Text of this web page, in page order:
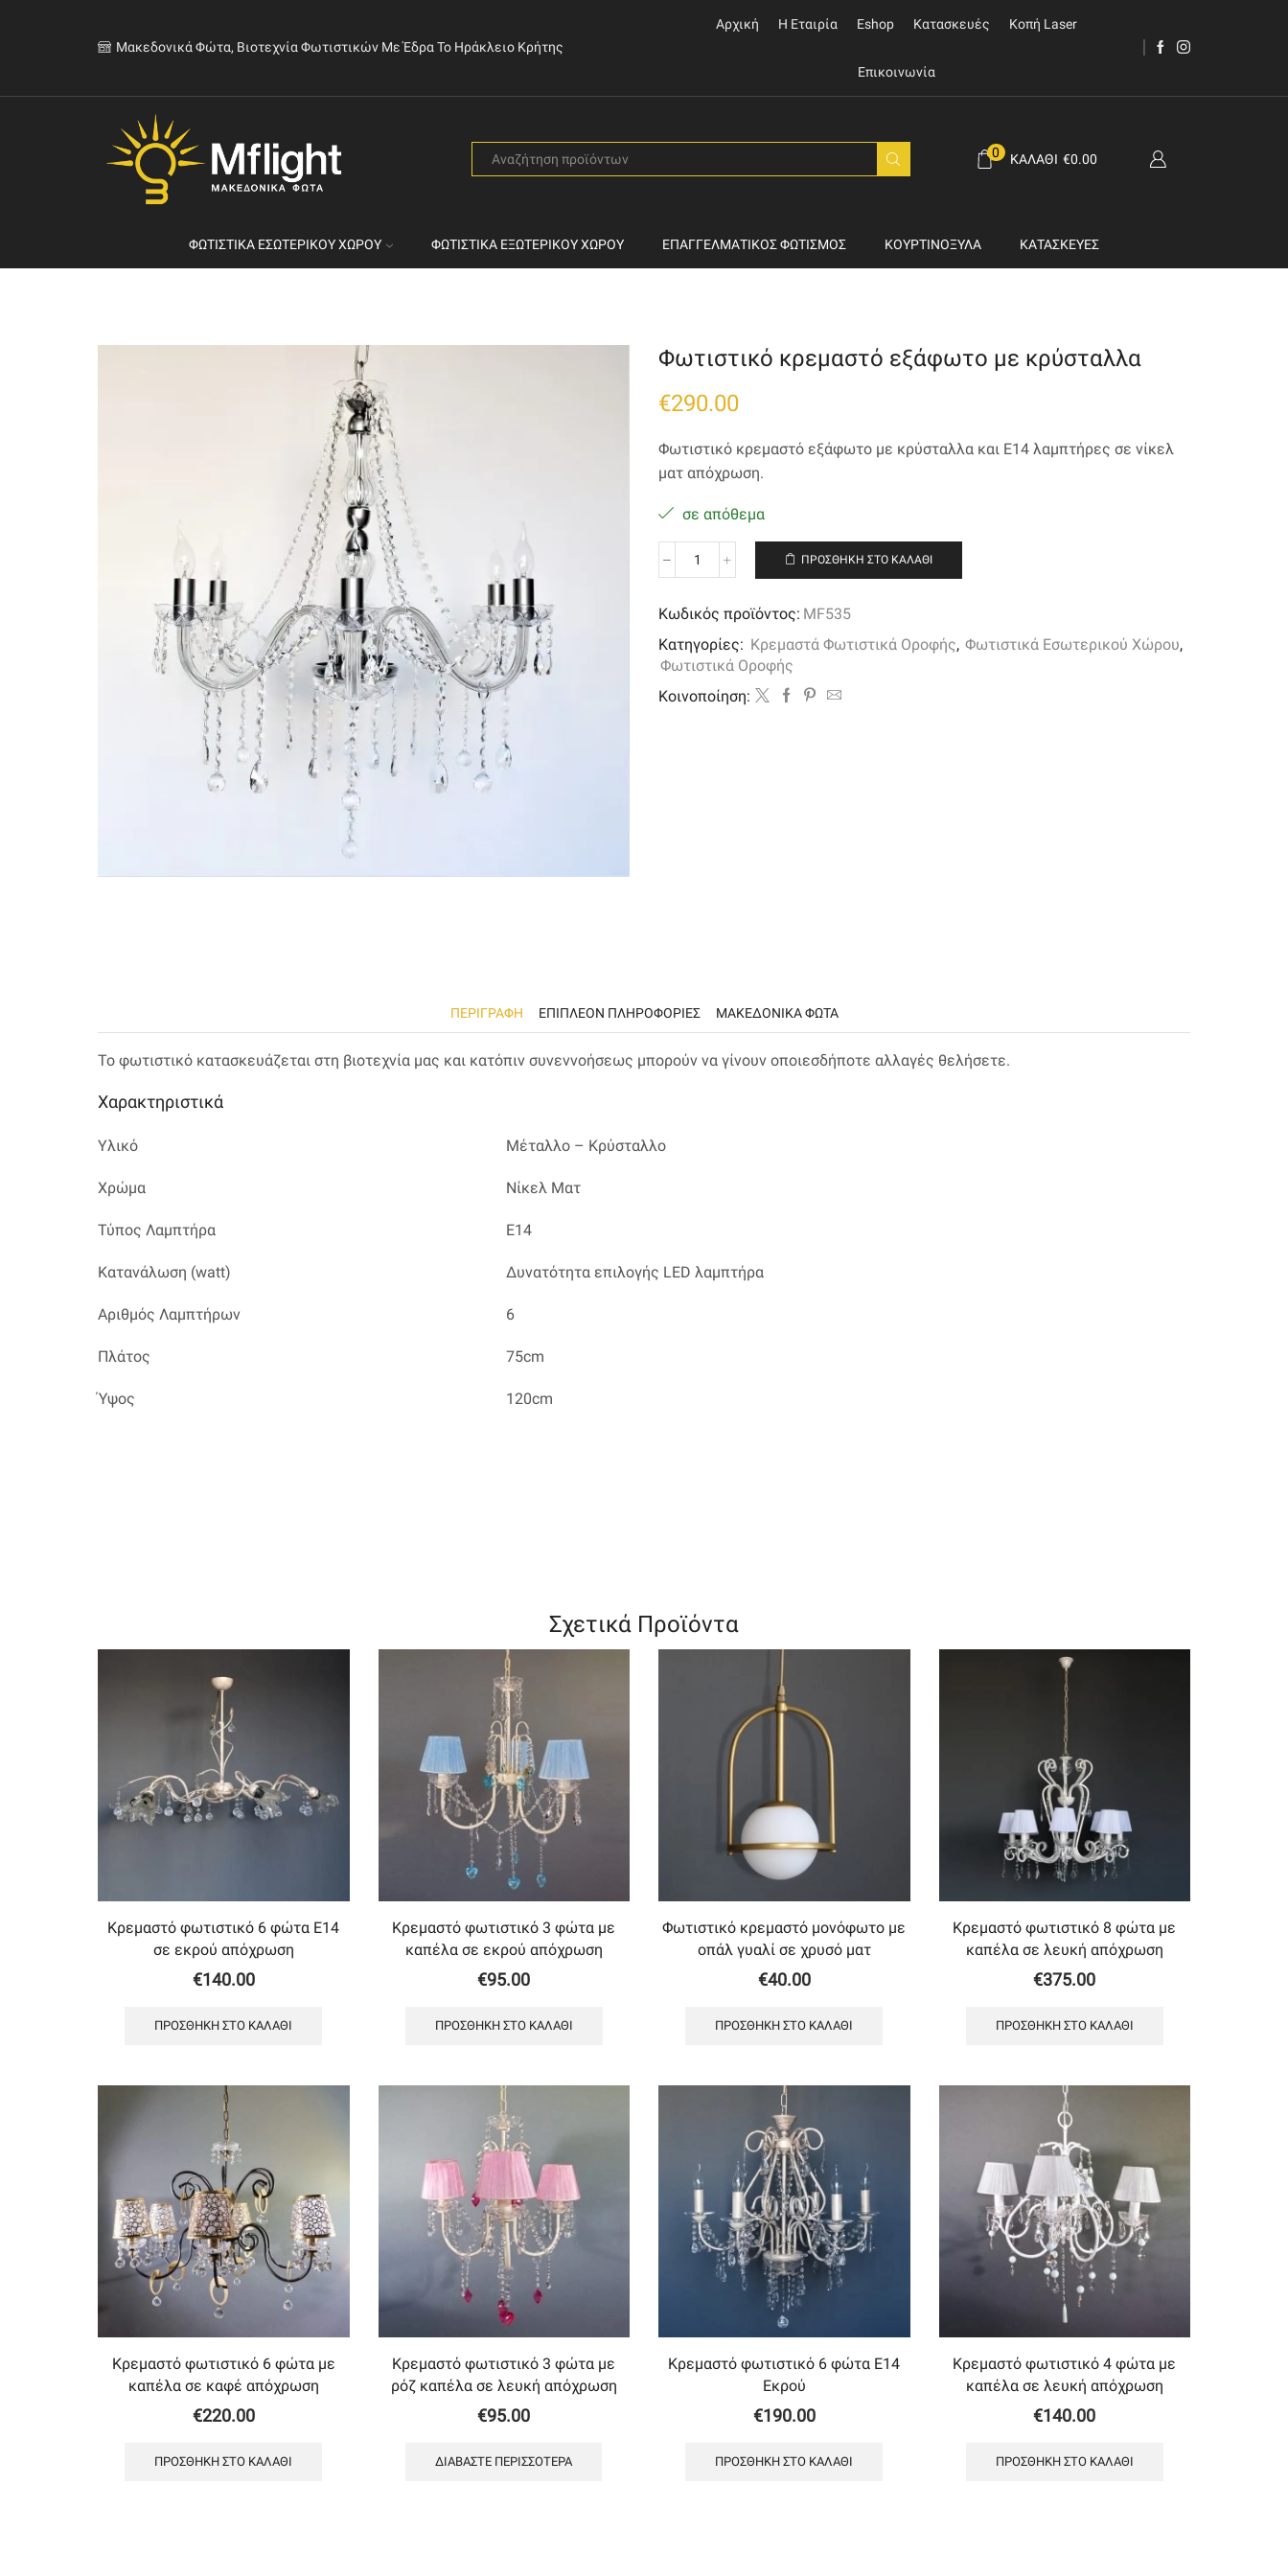
Μακεδονικά Φώτα, Βιοτεχνία Φωτιστικών Με Έδρα Το Ηράκλειο Κρήτης
Αρχική Η Εταιρία Eshop Κατασκευές Κοπή Laser
Επικοινωνία
0 ΚΑΛΆΘΙ €0.00
ΦΩΤΙΣΤΙΚΆ ΕΣΩΤΕΡΙΚΟΎ ΧΏΡΟΥ ΦΩΤΙΣΤΙΚΆ ΕΞΩΤΕΡΙΚΟΎ ΧΏΡΟΥ ΕΠΑΓΓΕΛΜΑΤΙΚΌΣ ΦΩΤΙΣΜΌΣ ΚΟΥΡΤΙΝΌΞΥΛΑ ΚΑΤΑΣΚΕΥΈΣ
Φωτιστικό κρεμαστό εξάφωτο με κρύσταλλα
€290.00
Φωτιστικό κρεμαστό εξάφωτο με κρύσταλλα και Ε14 λαμπτήρες σε νίκελ
ματ απόχρωση.
σε απόθεμα
Φωτιστικό
εξάφωτο
κρύσταλλα
ποσότητα
ΠΡΟΣΘΉΚΗ ΣΤΟ ΚΑΛΆΘΙ
Κωδικός προϊόντος: MF535
Κατηγορίες: Κρεμαστά Φωτιστικά Οροφής, Φωτιστικά Εσωτερικού Χώρου,
Φωτιστικά Οροφής
Kοινοποίηση:
ΠΕΡΙΓΡΑΦΉ ΕΠΙΠΛΈΟΝ ΠΛΗΡΟΦΟΡΊΕΣ ΜΑΚΕΔΟΝΙΚΑ ΦΩΤΑ
Το φωτιστικό κατασκευάζεται στη βιοτεχνία μας και κατόπιν συνεννοήσεως μπορούν να γίνουν οποιεσδήποτε αλλαγές θελήσετε.
Χαρακτηριστικά
Υλικό Μέταλλο – Κρύσταλλο
Χρώμα Νίκελ Ματ
Τύπος Λαμπτήρα Ε14
Κατανάλωση (watt) Δυνατότητα επιλογής LED λαμπτήρα
Αριθμός Λαμπτήρων 6
Πλάτος 75cm
Ύψος 120cm
Σχετικά Προϊόντα
Κρεμαστό φωτιστικό 6 φώτα Ε14
σε εκρού απόχρωση
€140.00
ΠΡΟΣΘΉΚΗ ΣΤΟ ΚΑΛΆΘΙ
Κρεμαστό φωτιστικό 3 φώτα με
καπέλα σε εκρού απόχρωση
€95.00
ΠΡΟΣΘΉΚΗ ΣΤΟ ΚΑΛΆΘΙ
Φωτιστικό κρεμαστό μονόφωτο με
οπάλ γυαλί σε χρυσό ματ
€40.00
ΠΡΟΣΘΉΚΗ ΣΤΟ ΚΑΛΆΘΙ
Κρεμαστό φωτιστικό 8 φώτα με
καπέλα σε λευκή απόχρωση
€375.00
ΠΡΟΣΘΉΚΗ ΣΤΟ ΚΑΛΆΘΙ
Κρεμαστό φωτιστικό 6 φώτα με
καπέλα σε καφέ απόχρωση
€220.00
ΠΡΟΣΘΉΚΗ ΣΤΟ ΚΑΛΆΘΙ
Κρεμαστό φωτιστικό 3 φώτα με
ρόζ καπέλα σε λευκή απόχρωση
€95.00
ΔΙΑΒΆΣΤΕ ΠΕΡΙΣΣΌΤΕΡΑ
Κρεμαστό φωτιστικό 6 φώτα Ε14
Εκρού
€190.00
ΠΡΟΣΘΉΚΗ ΣΤΟ ΚΑΛΆΘΙ
Κρεμαστό φωτιστικό 4 φώτα με
καπέλα σε λευκή απόχρωση
€140.00
ΠΡΟΣΘΉΚΗ ΣΤΟ ΚΑΛΆΘΙ